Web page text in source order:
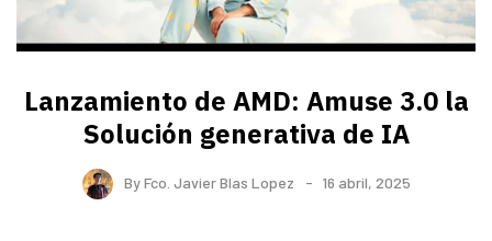
Lanzamiento de AMD: Amuse 3.0 la
Solución generativa de IA
ByFco. Javier Blas Lopez 16 abril, 2025